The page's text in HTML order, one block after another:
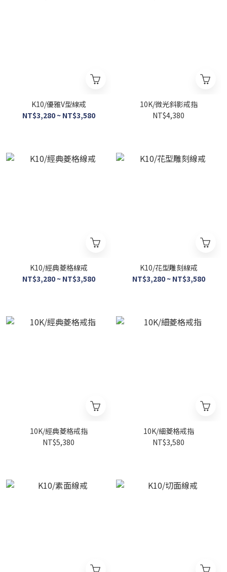
K10/優雅V型線戒
NT$3,280 ~ NT$3,580
10K/微光斜影戒指
NT$4,380
K10/經典菱格線戒
NT$3,280 ~ NT$3,580
K10/花型雕刻線戒
NT$3,280 ~ NT$3,580
10K/經典菱格戒指
NT$5,380
10K/細菱格戒指
NT$3,580